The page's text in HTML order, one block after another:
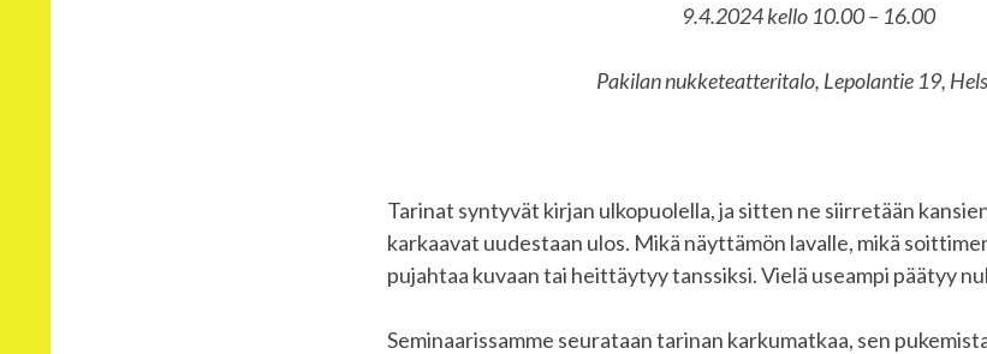
9.4.2024 kello 10.00 – 16.00
Pakilan nukketeatteritalo, Lepolantie 19,
Tarinat syntyvät kirjan ulkopuolella, ja sitten ne siirretään
karkaavat uudestaan ulos. Mikä näyttämön lavalle, mikä
pujahtaa kuvaan tai heittäytyy tanssiksi. Vielä useampi päätyy
Seminaarissamme seurataan tarinan karkumatkaa, sen